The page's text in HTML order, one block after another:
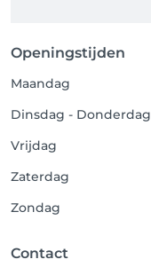
Openingstijden
Maandag
Dinsdag - Donderdag
Vrijdag
Zaterdag
Zondag
Contact